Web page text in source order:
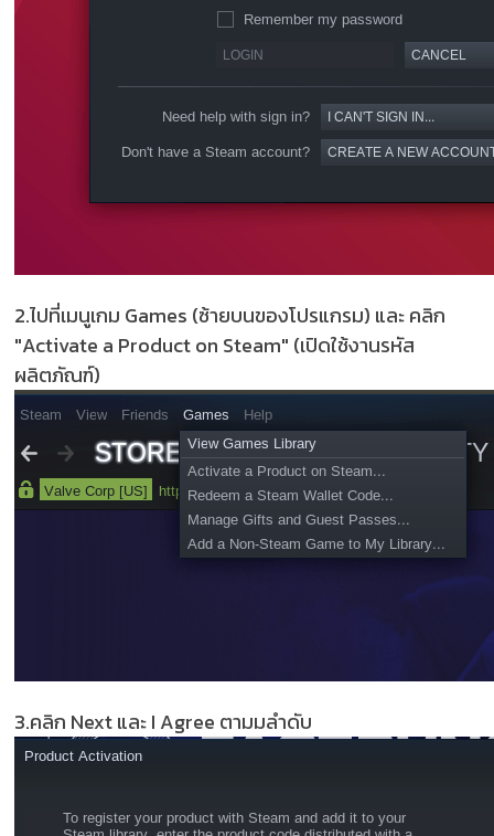
2.ไปที่เมนูเกม Games (ซ้ายบนของโปรแกรม) และ คลิก
"Activate a Product on Steam" (เปิดใช้งานรหัส
ผลิตภัณฑ์)
3.คลิก Next และ I Agree ตามมลำดับ